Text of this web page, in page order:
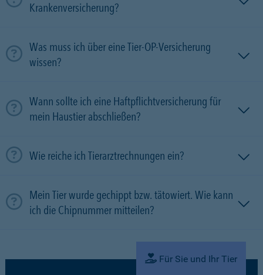
Krankenversicherung?
Was muss ich über eine Tier-OP-Versicherung
wissen?
Wann sollte ich eine Haftpflichtversicherung für
mein Haustier abschließen?
Wie reiche ich Tierarztrechnungen ein?
Mein Tier wurde gechippt bzw. tätowiert. Wie kann
ich die Chipnummer mitteilen?
Für Sie und Ihr Tier